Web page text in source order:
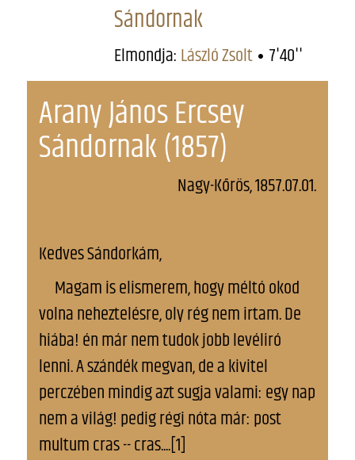
Sándornak
Elmondja: László Zsolt 7'40''
Arany János Ercsey
Sándornak (1857)
Nagy-Kőrös, 1857.07.01.
Kedves Sándorkám,
Magam is elismerem, hogy méltó okod
volna neheztelésre, oly rég nem irtam. De
hiába! én már nem tudok jobb levéliró
lenni. A szándék megvan, de a kivitel
perczében mindig azt sugja valami: egy nap
nem a világ! pedig régi nóta már: post
multum cras -- cras....[1]